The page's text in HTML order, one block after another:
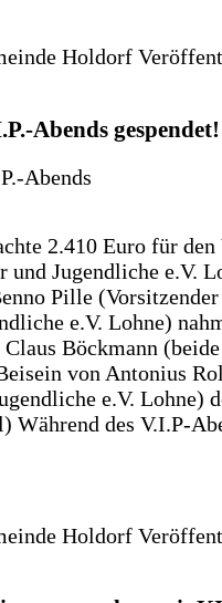
Holdorf
Abends gespendet!
2.410 Euro für den
Jugendliche e.V.
Pille
e.V. Lohne)
Claus Böckmann
von Antonius
e.V. Lohne)
Während des V.I.P-
Holdorf